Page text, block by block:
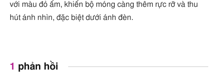
với màu đỏ ấm, khiến bộ móng càng thêm rực rỡ và thu
hút ánh nhìn, đặc biệt dưới ánh đèn.
1 phản hồi